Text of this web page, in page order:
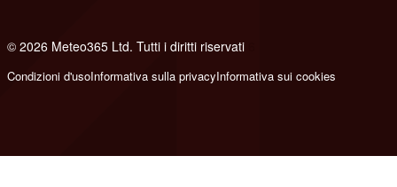
© 2026 Meteo365 Ltd. Tutti i diritti riservati
Condizioni d'usoInformativa sulla privacyInformativa sui cookies